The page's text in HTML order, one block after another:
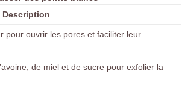
Description
pour ouvrir les pores et faciliter leur
de miel et de sucre pour exfolier la